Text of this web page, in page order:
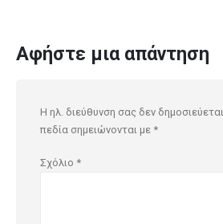
Αφήστε μια απάντηση
Η ηλ. διεύθυνση σας δεν δημοσιεύεται.
πεδία σημειώνονται με *
Σχόλιο *